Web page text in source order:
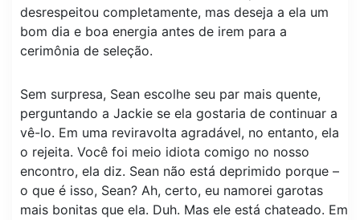
desrespeitou completamente, mas deseja a ela um
bom dia e boa energia antes de irem para a
cerimônia de seleção.
Sem surpresa, Sean escolhe seu par mais quente,
perguntando a Jackie se ela gostaria de continuar a
vê-lo. Em uma reviravolta agradável, no entanto, ela
o rejeita. Você foi meio idiota comigo no nosso
encontro, ela diz. Sean não está deprimido porque –
o que é isso, Sean? Ah, certo, eu namorei garotas
mais bonitas que ela. Duh. Mas ele está chateado. Em